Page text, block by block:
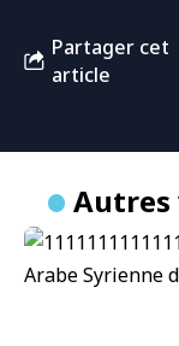
Partager cet
article
Autres